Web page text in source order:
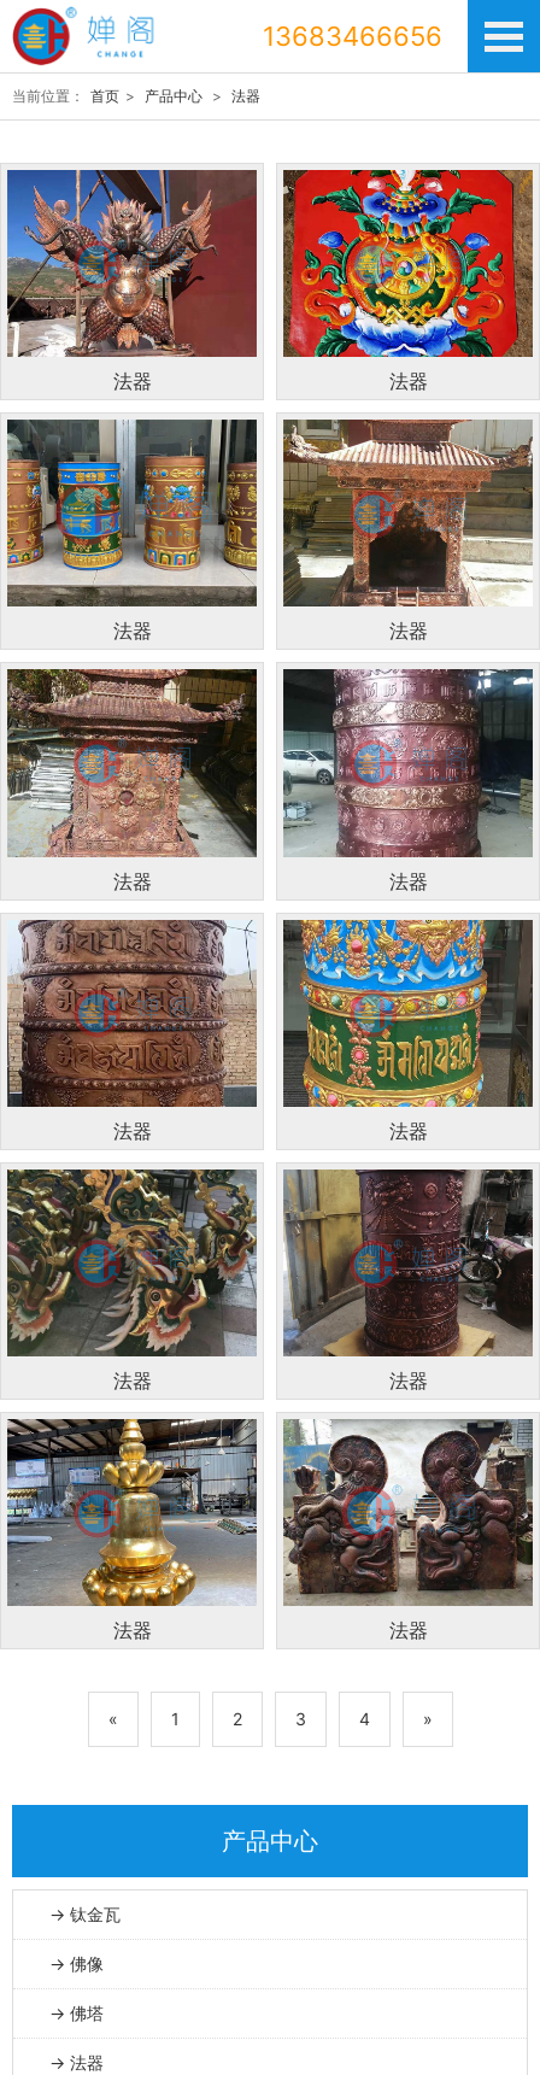
13683466656
当前位置： 首页 > 产品中心 > 法器
法器 法器
法器 法器
法器 法器
法器 法器
法器 法器
法器 法器
« 1 2 3 4 »
产品中心
→ 钛金瓦
→ 佛像
→ 佛塔
→ 法器